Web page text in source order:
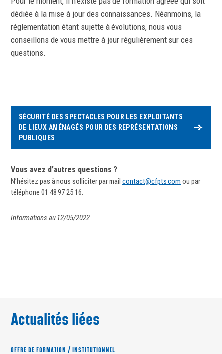
dédiée à la mise à jour des connaissances. Néanmoins, la
réglementation étant sujette à évolutions, nous vous
conseillons de vous mettre à jour régulièrement sur ces
questions.
SÉCURITÉ DES SPECTACLES POUR LES EXPLOITANTS
DE LIEUX AMÉNAGÉS POUR DES REPRÉSENTATIONS
PUBLIQUES
Vous avez d’autres questions ?
N’hésitez pas à nous solliciter par mail contact@cfpts.com ou par
téléphone 01 48 97 25 16.
Informations au 12/05/2022
Actualités liées
OFFRE DE FORMATION / INSTITUTIONNEL